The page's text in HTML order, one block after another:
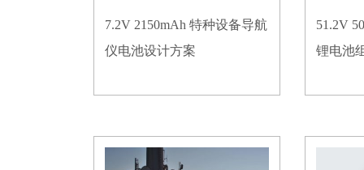
7.2V 2150mAh 特种设备导航
仪电池设计方案
51.2V
锂电池